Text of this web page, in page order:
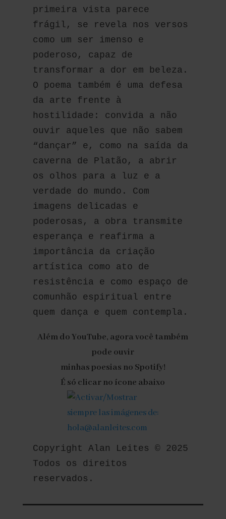
primeira vista parece
frágil, se revela nos versos
como um ser imenso e
poderoso, capaz de
transformar a dor em beleza.
O poema também é uma defesa
da arte frente à
hostilidade: convida a não
ouvir aqueles que não sabem
“dançar” e, como na saída da
caverna de Platão, a abrir
os olhos para a luz e a
verdade do mundo. Com
imagens delicadas e
poderosas, a obra transmite
esperança e reafirma a
importância da criação
artística como ato de
resistência e como espaço de
comunhão espiritual entre
quem dança e quem contempla.
Além do YouTube, agora você também
pode ouvir
minhas poesias no Spotify!
É só clicar no ícone abaixo
Copyright Alan Leites © 2025
Todos os direitos
reservados.